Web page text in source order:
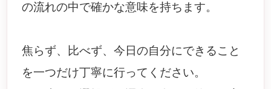
の流れの中で確かな意味を持ちます。
焦らず、比べず、今日の自分にできること
を一つだけ丁寧に行ってください。